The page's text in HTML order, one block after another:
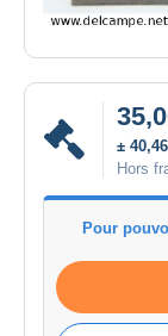
±
Hors
Pour